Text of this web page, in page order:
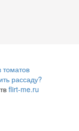
томатов
рассаду?
flirt-me.ru